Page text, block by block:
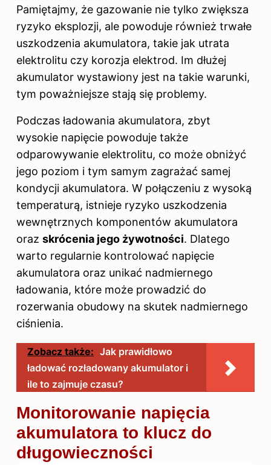
Pamiętajmy, że gazowanie nie tylko zwiększa
ryzyko eksplozji, ale powoduje również trwałe
uszkodzenia akumulatora, takie jak utrata
elektrolitu czy korozja elektrod. Im dłużej
akumulator wystawiony jest na takie warunki,
tym poważniejsze stają się problemy.
Podczas ładowania akumulatora, zbyt
wysokie napięcie powoduje także
odparowywanie elektrolitu, co może obniżyć
jego poziom i tym samym zagrażać samej
kondycji akumulatora. W połączeniu z wysoką
temperaturą, istnieje ryzyko uszkodzenia
wewnętrznych komponentów akumulatora
oraz skrócenia jego żywotności. Dlatego
warto regularnie kontrolować napięcie
akumulatora oraz unikać nadmiernego
ładowania, które może prowadzić do
rozerwania obudowy na skutek nadmiernego
ciśnienia.
Zobacz także: Jak prawidłowo
ładować rozładowany akumulator i
ile to zajmuje czasu?
Monitorowanie napięcia
akumulatora to klucz do
długowieczności